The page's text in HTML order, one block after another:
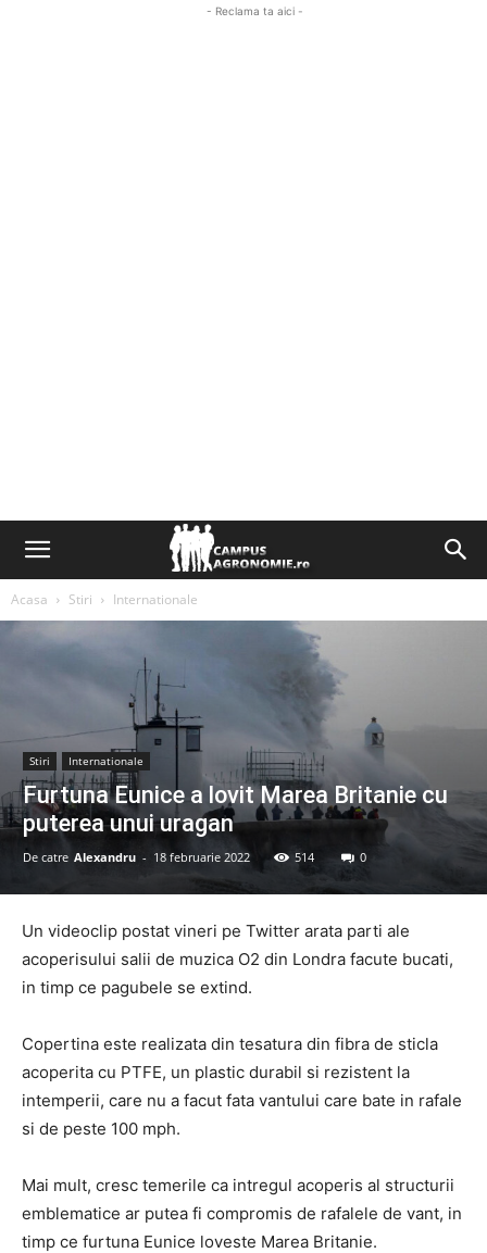
- Reclama ta aici -
Acasa Stiri Internationale
Stiri Internationale
Furtuna Eunice a lovit Marea Britanie cu
puterea unui uragan
De catre Alexandru - 18 februarie 2022 514 0
Un videoclip postat vineri pe Twitter arata parti ale
acoperisului salii de muzica O2 din Londra facute bucati,
in timp ce pagubele se extind.
Copertina este realizata din tesatura din fibra de sticla
acoperita cu PTFE, un plastic durabil si rezistent la
intemperii, care nu a facut fata vantului care bate in rafale
si de peste 100 mph.
Mai mult, cresc temerile ca intregul acoperis al structurii
emblematice ar putea fi compromis de rafalele de vant, in
timp ce furtuna Eunice loveste Marea Britanie.